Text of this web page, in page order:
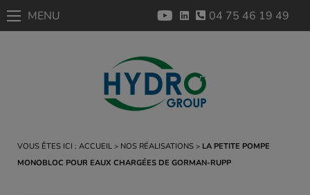
04 75 46 19 49
MENU
VOUS ÊTES ICI : ACCUEIL NOS RÉALISATIONS
LA PETITE POMPE
MONOBLOC POUR EAUX CHARGÉES DE GORMAN-RUPP